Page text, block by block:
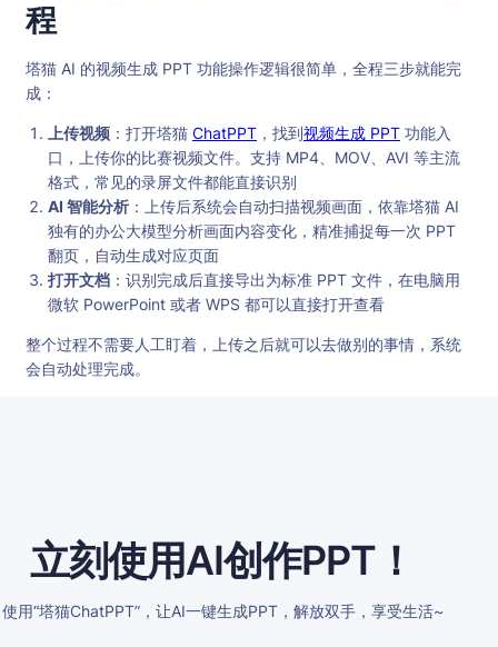
程
塔猫 AI 的视频生成 PPT 功能操作逻辑很简单，全程三步就能完
成：
上传视频 ：打开塔猫 ChatPPT ，找到视频生成 PPT 功能入
口，上传你的比赛视频文件。支持 MP4、MOV、AVI 等主流
格式，常见的录屏文件都能直接识别
AI 智能分析 ：上传后系统会自动扫描视频画面，依靠塔猫 AI
独有的办公大模型分析画面内容变化，精准捕捉每一次 PPT
翻页，自动生成对应页面
打开文档 ：识别完成后直接导出为标准 PPT 文件，在电脑用
微软 PowerPoint 或者 WPS 都可以直接打开查看
整个过程不需要人工盯着，上传之后就可以去做别的事情，系统
会自动处理完成。
立刻使用AI创作PPT！
使用“塔猫ChatPPT”，让AI一键生成PPT，解放双手，享受生活~